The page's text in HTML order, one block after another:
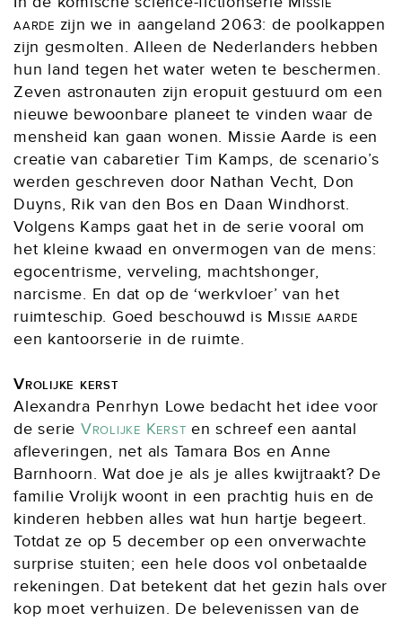
aarde zijn we in aangeland 2063: de poolkappen
zijn gesmolten. Alleen de Nederlanders hebben
hun land tegen het water weten te beschermen.
Zeven astronauten zijn eropuit gestuurd om een
nieuwe bewoonbare planeet te vinden waar de
mensheid kan gaan wonen. Missie Aarde is een
creatie van cabaretier Tim Kamps, de scenario’s
werden geschreven door Nathan Vecht, Don
Duyns, Rik van den Bos en Daan Windhorst.
Volgens Kamps gaat het in de serie vooral om
het kleine kwaad en onvermogen van de mens:
egocentrisme, verveling, machtshonger,
narcisme. En dat op de ‘werkvloer’ van het
ruimteschip. Goed beschouwd is Missie aarde
een kantoorserie in de ruimte.
Vrolijke kerst
Alexandra Penrhyn Lowe bedacht het idee voor
de serie Vrolijke Kerst en schreef een aantal
afleveringen, net als Tamara Bos en Anne
Barnhoorn. Wat doe je als je alles kwijtraakt? De
familie Vrolijk woont in een prachtig huis en de
kinderen hebben alles wat hun hartje begeert.
Totdat ze op 5 december op een onverwachte
surprise stuiten; een hele doos vol onbetaalde
rekeningen. Dat betekent dat het gezin hals over
kop moet verhuizen. De belevenissen van de